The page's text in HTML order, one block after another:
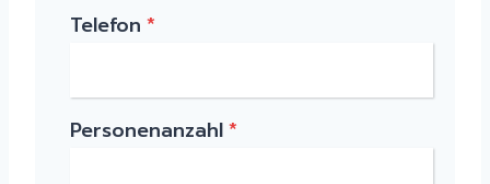
Telefon *
Personenanzahl*